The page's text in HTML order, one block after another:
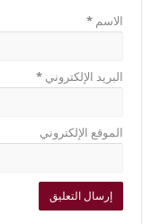
الاسم*
البريد الإلكتروني*
الموقع الإلكتروني